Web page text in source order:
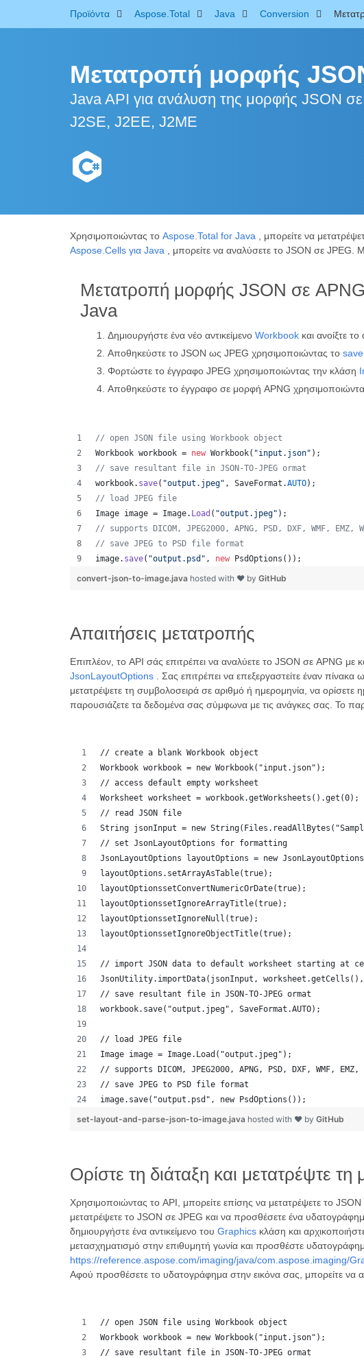
Προϊόντα Aspose.Total Java Conversion
Μετατροπή μορφής
Java API για ανάλυση της μορφής JSON
J2SE, J2EE, J2ME
Χρησιμοποιώντας το Aspose.Total for Java , μπορείτε να
Aspose.Cells για Java , μπορείτε να αναλύσετε το JSON σε
Μετατροπή μορφής JSON σε
Java
Δημιουργήστε ένα νέο αντικείμενο Workbook και ανοίξτε
Αποθηκεύστε το JSON ως JPEG χρησιμοποιώντας το save
Φορτώστε το έγγραφο JPEG χρησιμοποιώντας την κλάση
Αποθηκεύστε το έγγραφο σε μορφή APNG
// open JSON file using Workbook object
Workbook workbook = new Workbook( "input.json" );
// save resultant file in JSON-TO-JPEG ormat
workbook. save( "output.jpeg" , SaveFormat .AUTO);
// load JPEG file
Image image = Image. Load ( "output.jpeg" );
// supports DICOM, JPEG2000, APNG, PSD, DXF, WMF,
// save JPEG to PSD file format
image. save( "output.psd" , new PsdOptions ());
convert-json-to-image.java hosted with ❤ by GitHub
Απαιτήσεις μετατροπής
Επιπλέον, το API σάς επιτρέπει να αναλύετε το JSON σε APNG με
JsonLayoutOptions . Σας επιτρέπει να επεξεργαστείτε έναν
μετατρέψετε τη συμβολοσειρά σε αριθμό ή ημερομηνία, να ορίσετε
παρουσιάζετε τα δεδομένα σας σύμφωνα με τις ανάγκες σας. Το
// create a blank Workbook object
Workbook workbook = new Workbook("input.json");
// access default empty worksheet
Worksheet worksheet = workbook.getWorksheets().get(0);
// read JSON file
String jsonInput = new
// set JsonLayoutOptions for formatting
JsonLayoutOptions layoutOptions = new
layoutOptions.setArrayAsTable(true);
layoutOptionssetConvertNumericOrDate(true);
layoutOptionssetIgnoreArrayTitle(true);
layoutOptionssetIgnoreNull(true);
layoutOptionssetIgnoreObjectTitle(true);
// import JSON data to default worksheet starting at
JsonUtility.importData(jsonInput,
// save resultant file in JSON-TO-JPEG ormat
workbook.save("output.jpeg", SaveFormat.AUTO);
// load JPEG file
Image image = Image.Load("output.jpeg");
// supports DICOM, JPEG2000, APNG, PSD, DXF, WMF,
// save JPEG to PSD file format
image.save("output.psd", new PsdOptions());
set-layout-and-parse-json-to-image.java hosted with ❤ by GitHub
Ορίστε τη διάταξη και μετατρέψτε
Χρησιμοποιώντας το API, μπορείτε επίσης να μετατρέψετε το
μετατρέψετε το JSON σε JPEG και να προσθέσετε ένα
δημιουργήστε ένα αντικείμενο του Graphics κλάση και
μετασχηματισμό στην επιθυμητή γωνία και προσθέστε
https://reference.aspose.com/imaging/java/com.aspose.imaging/
Αφού προσθέσετε το υδατογράφημα στην εικόνα σας, μπορείτε να
// open JSON file using Workbook object
Workbook workbook = new Workbook("input.json");
// save resultant file in JSON-TO-JPEG ormat